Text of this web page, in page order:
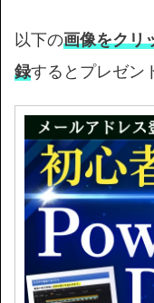
以下の画像をクリ
録するとプレゼン